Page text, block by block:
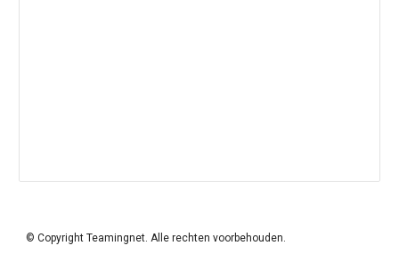
© Copyright Teamingnet. Alle rechten voorbehouden.